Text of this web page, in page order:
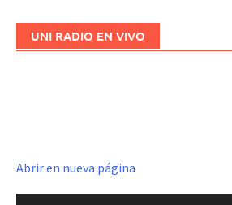
UNI RADIO EN VIVO
Abrir en nueva página